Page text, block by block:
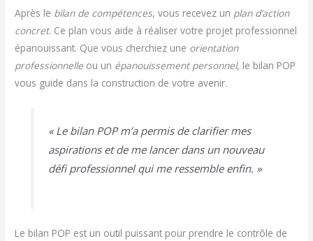
Après le bilan de compétences, vous recevez un plan d’action
concret. Ce plan vous aide à réaliser votre projet professionnel
épanouissant. Que vous cherchiez une orientation
professionnelle ou un épanouissement personnel, le bilan POP
vous guide dans la construction de votre avenir.
« Le bilan POP m’a permis de clarifier mes
aspirations et de me lancer dans un nouveau
défi professionnel qui me ressemble enfin. »
Le bilan POP est un outil puissant pour prendre le contrôle de